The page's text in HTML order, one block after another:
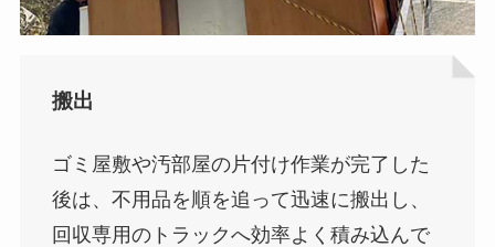
搬出
ゴミ屋敷や汚部屋の片付け作業が完了した
後は、不用品を順を追って迅速に搬出し、
回収専用のトラックへ効率よく積み込んで